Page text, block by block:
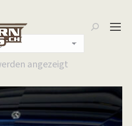
Search:
angezeigt